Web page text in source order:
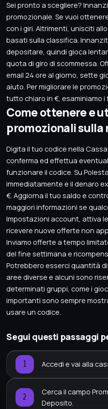
Sei pronto a scegliere?
promozionale. Se vuoi
con i giri. Altrimenti, unisciti
basati sulla classifica.
depositare, quindi gioca
quota di giro di scommessa.
email 24 ore al giorno, sette
aiuto. Per migliorare le
tutto chiaro in €, esaminiamo
Come ottenere e
promozionali
Digita il tuo codice nella
conferma ed effettua
funzionare il codice. Su
immediatamente e il denaro
€. Aggiorna il tuo saldo e
maggiori informazioni se
Impostazioni account, attiva
ricevere nuove offerte non
Inviamo offerte a tempo
del fine settimana e
Potrebbero esserci quantità
aree diverse e alcuni sono
determinati gruppi, come i
importanti sono sempre
usare un codice.
Segui questi passaggi
Accedi e vai alla
Cerca il campo
Deposito.